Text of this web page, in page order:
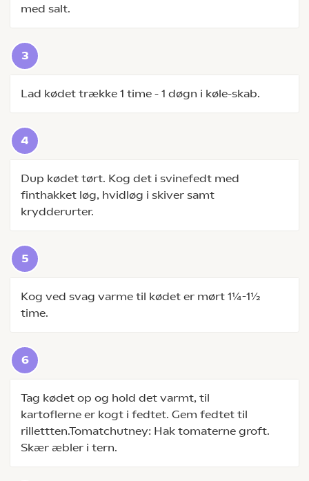
med salt.
Lad kødet trække 1 time - 1 døgn i køle-skab.
Dup kødet tørt. Kog det i svinefedt med
finthakket løg, hvidløg i skiver samt
krydderurter.
Kog ved svag varme til kødet er mørt 1¼-1½
time.
Tag kødet op og hold det varmt, til
kartoflerne er kogt i fedtet. Gem fedtet til
rillettten.Tomatchutney: Hak tomaterne groft.
Skær æbler i tern.